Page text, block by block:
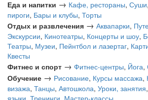
Еда и напитки → Кафе, рестораны, Суши,
пироги, Бары и клубы, Торты
Отдых и развлечения → Аквапарки,
Экскурсии, Кинотеатры, Концерты и шоу,
Театры, Музеи, Пейнтбол и лазертаг,
Квесты
Фитнес и спорт → Фитнес-центры, Йога,
Обучение → Рисование, Курсы массажа,
визажа, Танцы, Автошкола, Уроки, занятия,
языки, Тренинги, Мастер-классы